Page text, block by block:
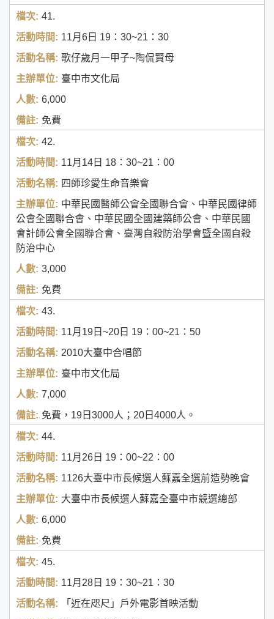
41.
11月6日 19：30~21：30
歌仔歲月一甲子~陶侃賢母
臺中市文化局
6,000
免費
42.
11月14日 18：30~21：00
四師珍愛生命音樂會
中華民國醫師公會全國聯合會、中華民國律師
公會全國聯合會、中華民國全國建築師公會、中華民國
會計師公會全國聯合會、臺灣自殺防治學會暨全國自殺
防治中心
3,000
免費
43.
11月19日~20日 19：00~21：50
2010大臺中合唱節
臺中市文化局
7,000
免費，19日3000人；20日4000人。
44.
11月26日 19：00~22：00
1126大臺中市長候選人蘇嘉全選前造勢晚會
大臺中市長候選人蘇嘉全臺中市競選總部
6,000
免費
45.
11月28日 19：30~21：30
「近在咫尺」戶外電影首映活動